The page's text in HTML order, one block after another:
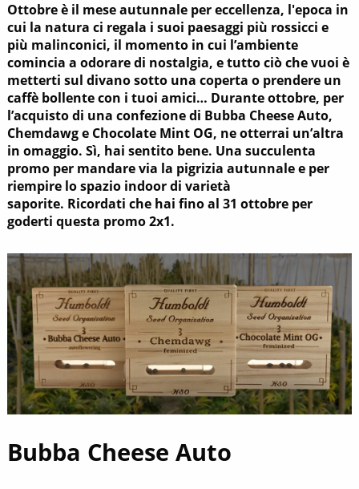
Ottobre è il mese autunnale per eccellenza, l'epoca in
cui la natura ci regala i suoi paesaggi più rossicci e
più malinconici, il momento in cui l’ambiente
comincia a odorare di nostalgia, e tutto ciò che vuoi è
metterti sul divano sotto una coperta o prendere un
caffè bollente con i tuoi amici… Durante ottobre, per
l’acquisto di una confezione di Bubba Cheese Auto,
Chemdawg e Chocolate Mint OG, ne otterrai un’altra
in omaggio. Sì, hai sentito bene. Una succulenta
promo per mandare via la pigrizia autunnale e per
riempire lo spazio indoor di varietà
saporite. Ricordati che hai fino al 31 ottobre per
goderti questa promo 2x1.
Bubba Cheese Auto